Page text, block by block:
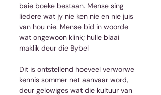
baie boeke bestaan. Mense sing
liedere wat jy nie ken nie en nie juis
van hou nie. Mense bid in woorde
wat ongewoon klink; hulle blaai
maklik deur die Bybel
Dit is ontstellend hoeveel verworwe
kennis sommer net aanvaar word,
deur gelowiges wat die kultuur van